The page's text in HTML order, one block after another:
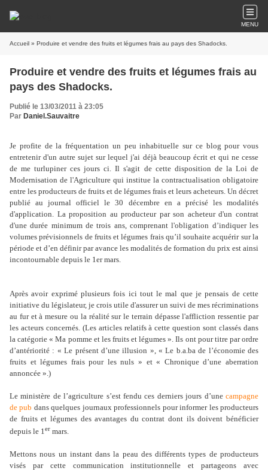
MENU
Accueil » Produire et vendre des fruits et légumes frais au pays des Shadocks.
Produire et vendre des fruits et légumes frais au
pays des Shadocks.
Publié le 13/03/2011 à 23:05
Par Daniel.Sauvaitre
Je profite de la fréquentation un peu inhabituelle sur ce blog pour vous
entretenir d'un autre sujet sur lequel j'ai déjà beaucoup écrit et qui ne cesse
de me turlupiner ces jours ci. Il s'agit de cette disposition de la Loi de
Modernisation de l'Agriculture qui institue la contractualisation obligatoire
entre les producteurs de fruits et de légumes frais et leurs acheteurs. Un décret
publié au journal officiel le 30 décembre en a précisé les modalités
d'application. La proposition au producteur par son acheteur d'un contrat
d'une durée minimum de trois ans, comprenant l'obligation d’indiquer les
volumes prévisionnels de fruits et légumes frais qu’il souhaite acquérir sur la
période et d’en définir par avance les modalités de formation du prix est ainsi
incontournable depuis le 1er mars.
Après avoir exprimé plusieurs fois ici tout le mal que je pensais de cette
initiative du législateur, je crois utile d'assurer un suivi de mes récriminations
au fur et à mesure ou la réalité sur le terrain dépasse l'affliction ressentie par
les acteurs concernés. (Les articles relatifs à cette question sont classés dans
la catégorie « Ma pomme et les fruits et légumes ». Ils ont pour titre par ordre
d’antériorité : « Le présent d’une illusion », « Le b.a.ba de l’économie des
fruits et légumes frais pour les nuls » et « Chronique d’une aberration
annoncée ».)
Le ministère de l’agriculture s’est fendu ces derniers jours d’une campagne
de pub dans quelques journaux professionnels pour informer les producteurs
de fruits et légumes des avantages du contrat dont ils doivent bénéficier
depuis le 1er mars.
Mettons nous un instant dans la peau des différents types de producteurs
visés par cette communication institutionnelle et partageons avec